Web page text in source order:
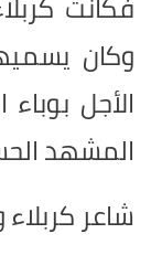
وكان
الأجل
المشهد
شاعر